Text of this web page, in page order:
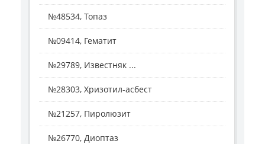
№48534, Топаз
№09414, Гематит
№29789, Известняк ...
№28303, Хризотил-асбест
№21257, Пиролюзит
№26770, Диоптаз